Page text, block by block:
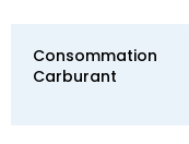
Consommation
Carburant